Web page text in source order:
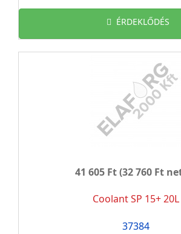
ÉRDEKLŐDÉS
41 605 Ft(32 760 Ft
Coolant SP 15+ 20L
37384